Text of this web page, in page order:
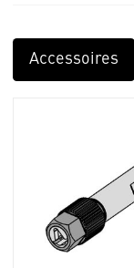
Accessoires